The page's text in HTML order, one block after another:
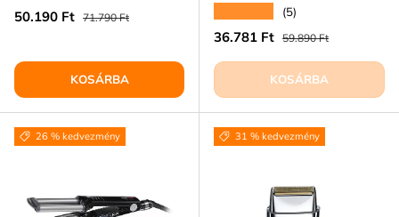
Eladási ár
50.190 Ft Normál ár
71.790 Ft
KOSÁRBA
(5)
Eladási ár
36.781 Ft Normál ár
59.890 Ft
KOSÁRBA
26 % kedvezmény 31 % kedvezmény